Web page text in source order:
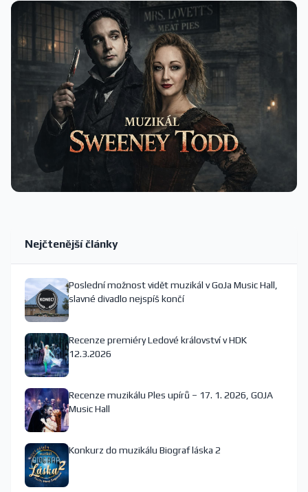
Nejčtenější články
Poslední možnost vidět muzikál v GoJa Music Hall,
slavné divadlo nejspíš končí
Recenze premiéry Ledové království v HDK
12.3.2026
Recenze muzikálu Ples upírů – 17. 1. 2026, GOJA
Music Hall
Konkurz do muzikálu Biograf láska 2